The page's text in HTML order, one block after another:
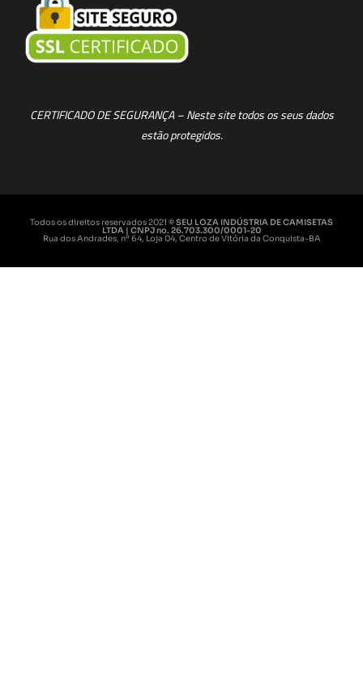
CERTIFICADO DE SEGURANÇA – Neste site todos os seus dados
estão protegidos.
Todos os direitos reservados 2021 © SEU LOZA INDÚSTRIA DE CAMISETAS
LTDA | CNPJ no. 26.703.300/0001-20
Rua dos Andrades, nº 64, Loja 04, Centro de Vitória da Conquista-BA